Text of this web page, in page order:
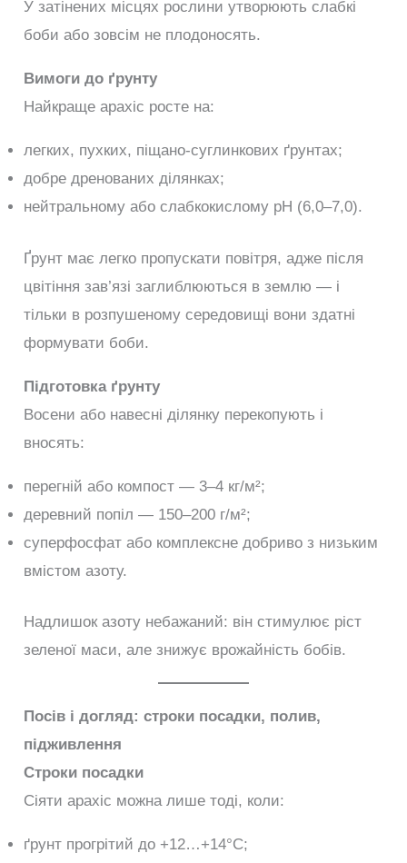
У затінених місцях рослини утворюють слабкі
боби або зовсім не плодоносять.
Вимоги до ґрунту
Найкраще арахіс росте на:
легких, пухких, піщано-суглинкових ґрунтах;
добре дренованих ділянках;
нейтральному або слабкокислому pH (6,0–7,0).
Ґрунт має легко пропускати повітря, адже після
цвітіння зав’язі заглиблюються в землю — і
тільки в розпушеному середовищі вони здатні
формувати боби.
Підготовка ґрунту
Восени або навесні ділянку перекопують і
вносять:
перегній або компост — 3–4 кг/м²;
деревний попіл — 150–200 г/м²;
суперфосфат або комплексне добриво з низьким
вмістом азоту.
Надлишок азоту небажаний: він стимулює ріст
зеленої маси, але знижує врожайність бобів.
Посів і догляд: строки посадки, полив,
підживлення
Строки посадки
Сіяти арахіс можна лише тоді, коли:
ґрунт прогрітий до +12…+14°C;